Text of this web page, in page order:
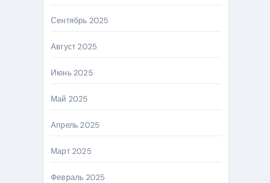
Сентябрь 2025
Август 2025
Июнь 2025
Май 2025
Апрель 2025
Март 2025
Февраль 2025